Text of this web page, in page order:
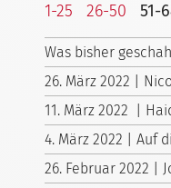
1-25 26-50 51-
Was bisher
26. März 2022 |
11. März 2022 |
4. März 2022 | Auf
26. Februar 2022 |